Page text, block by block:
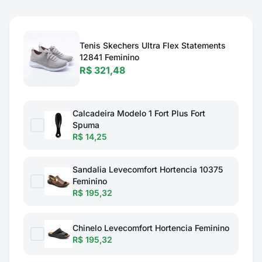
Tenis Skechers Ultra Flex Statements
12841 Feminino
R$ 321,48
Calcadeira Modelo 1 Fort Plus Fort
Spuma
R$ 14,25
Sandalia Levecomfort Hortencia 10375
Feminino
R$ 195,32
Chinelo Levecomfort Hortencia Feminino
R$ 195,32